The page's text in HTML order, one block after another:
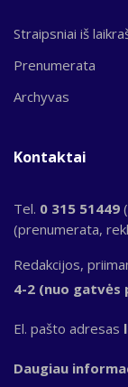
Straipsniai iš
Prenumerata
Archyvas
Kontaktai
Tel. 0 315 51449
(prenumerata,
Redakcijos,
4-2 (nuo gatvės
El. pašto adresas
Daugiau